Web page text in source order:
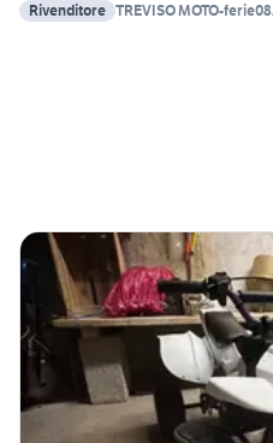
Rivenditore TREVISO MOTO-